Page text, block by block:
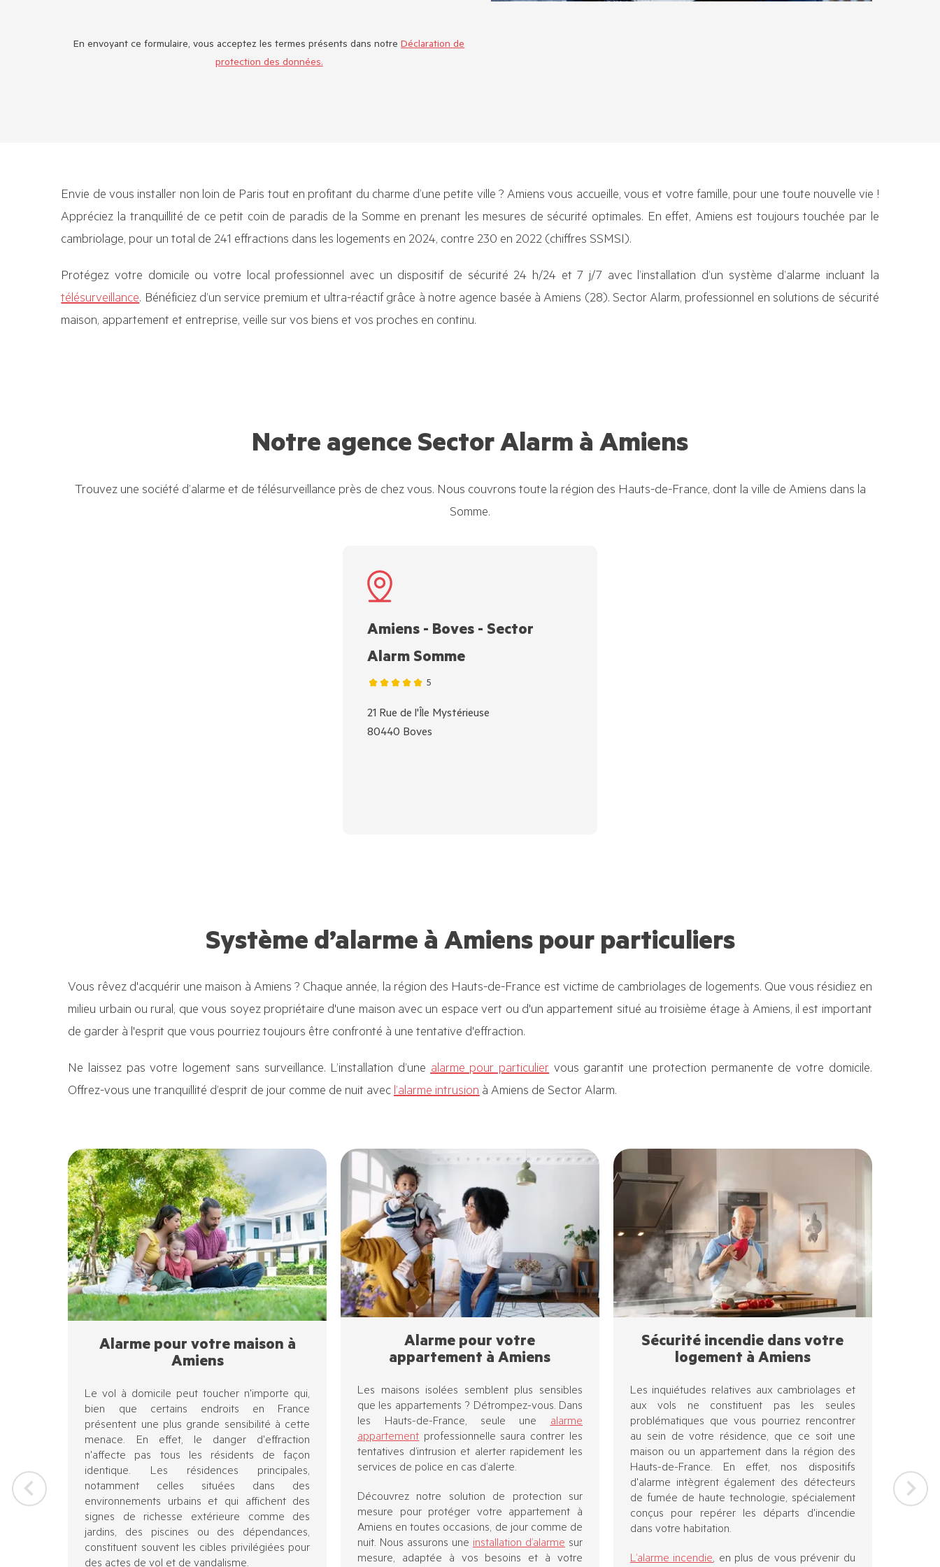
En envoyant ce formulaire, vous acceptez les termes présents dans notreDéclaration de
protection des données.
Envie de vous installer non loin de Paris tout en profitant du charme d’une petite ville ? Amiens vous accueille, vous et votre famille, pour une toute nouvelle vie !
Appréciez la tranquillité de ce petit coin de paradis de la Somme en prenant les mesures de sécurité optimales. En effet, Amiens est toujours touchée par le
cambriolage, pour un total de 241 effractions dans les logements en 2024, contre 230 en 2022 (chiffres SSMSI).
Protégez votre domicile ou votre local professionnel avec un dispositif de sécurité 24 h/24 et 7 j/7 avec l’installation d’un système d’alarme incluant la
télésurveillance. Bénéficiez d’un service premium et ultra-réactif grâce à notre agence basée à Amiens (28). Sector Alarm, professionnel en solutions de sécurité
maison, appartement et entreprise, veille sur vos biens et vos proches en continu.
Notre agence Sector Alarm à Amiens
Trouvez une société d’alarme et de télésurveillance près de chez vous. Nous couvrons toute la région des Hauts-de-France, dont la ville de Amiens dans la
Somme.
Amiens - Boves - Sector
Alarm Somme
5
21 Rue de l'Île Mystérieuse
80440 Boves
Système d’alarme à Amiens pour particuliers
Vous rêvez d'acquérir une maison à Amiens ? Chaque année, la région des Hauts-de-France est victime de cambriolages de logements. Que vous résidiez en
milieu urbain ou rural, que vous soyez propriétaire d'une maison avec un espace vert ou d'un appartement situé au troisième étage à Amiens, il est important
de garder à l'esprit que vous pourriez toujours être confronté à une tentative d'effraction.
Ne laissez pas votre logement sans surveillance. L’installation d’unealarme pour particuliervous garantit une protection permanente de votre domicile.
Offrez-vous une tranquillité d’esprit de jour comme de nuit avecl’alarme intrusionà Amiens de Sector Alarm.
Alarme pour votre maison à
Amiens
Le vol à domicile peut toucher n'importe qui,
bien que certains endroits en France
présentent une plus grande sensibilité à cette
menace. En effet, le danger d'effraction
n'affecte pas tous les résidents de façon
identique. Les résidences principales,
notamment celles situées dans des
environnements urbains et qui affichent des
signes de richesse extérieure comme des
jardins, des piscines ou des dépendances,
constituent souvent les cibles privilégiées pour
des actes de vol et de vandalisme.
Alarme pour votre
appartement à Amiens
Les maisons isolées semblent plus sensibles
que les appartements ? Détrompez-vous. Dans
les Hauts-de-France, seule unealarme
appartementprofessionnelle saura contrer les
tentatives d’intrusion et alerter rapidement les
services de police en cas d’alerte.
Découvrez notre solution de protection sur
mesure pour protéger votre appartement à
Amiens en toutes occasions, de jour comme de
nuit. Nous assurons uneinstallation d’alarmesur
mesure, adaptée à vos besoins et à votre
Sécurité incendie dans votre
logement à Amiens
Les inquiétudes relatives aux cambriolages et
aux vols ne constituent pas les seules
problématiques que vous pourriez rencontrer
au sein de votre résidence, que ce soit une
maison ou un appartement dans la région des
Hauts-de-France. En effet, nos dispositifs
d'alarme intègrent également des détecteurs
de fumée de haute technologie, spécialement
conçus pour repérer les départs d'incendie
dans votre habitation.
L’alarme incendie, en plus de vous prévenir du